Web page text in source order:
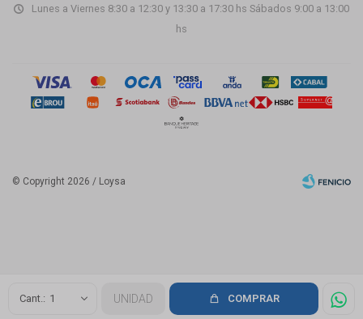
1 UNIDAD COMPRAR
Lunes a Viernes 8:30 a 12:30 y 13:30 a 17:30 hs Sábados 9:00 a 13:00
hs
© Copyright 2026 / Loysa
Fenicio